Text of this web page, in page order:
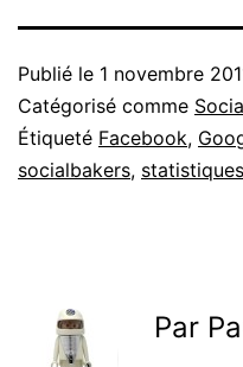
Publié le 1 novembre
Catégorisé comme
Étiqueté Facebook,
socialbakers, statistiques
Par